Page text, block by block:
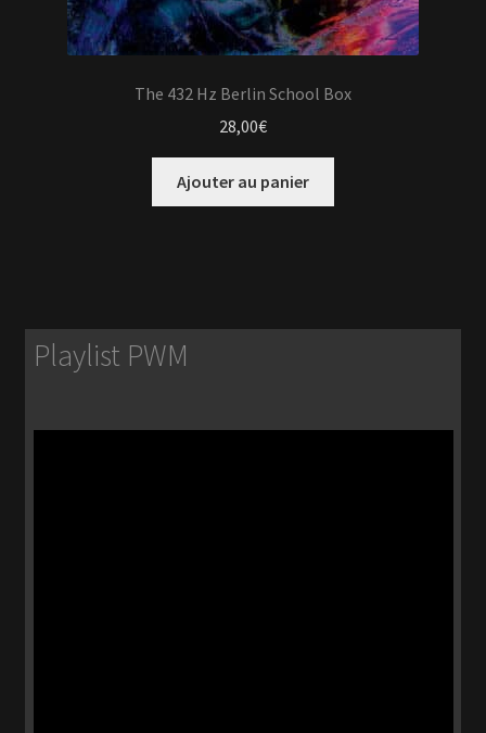
The 432 Hz Berlin School Box
28,00€
Ajouter au panier
Playlist PWM